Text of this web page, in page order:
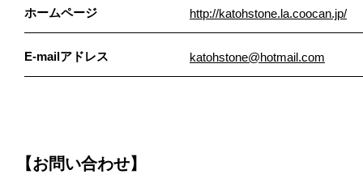
ホームページ http://katohstone.la.coocan.jp/
E-mailアドレス katohstone@hotmail.com
【お問い合わせ】